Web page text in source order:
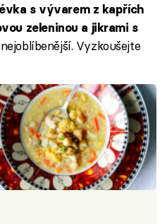
s vývarem z kapřích
zeleninou a jikrami s
Vyzkoušejte